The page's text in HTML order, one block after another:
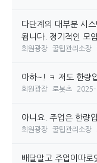
다단계의 대부분 시
됩니다. 정기적인 모
회원광장 꿀팁관리소장
아하~! ㅋ 저도 한량
회원광장 로봇츠
아니요. 주업은 한량
회원광장 꿀팁관리소장
배달말고 주업이따로